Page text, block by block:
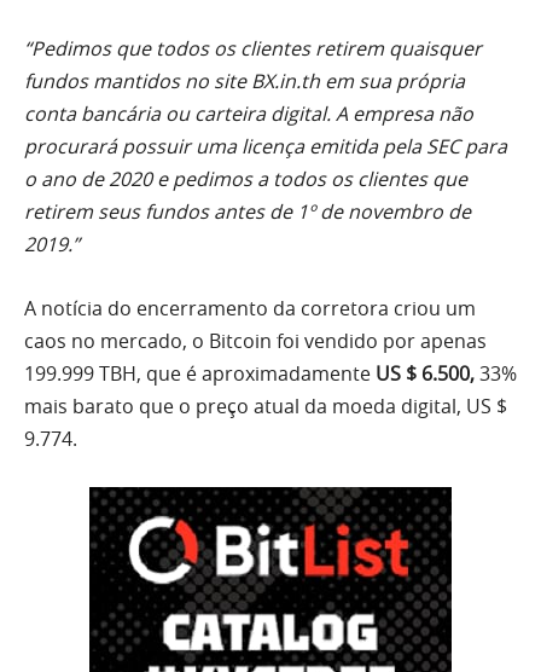
“Pedimos que todos os clientes retirem quaisquer
fundos mantidos no site BX.in.th em sua própria
conta bancária ou carteira digital. A empresa não
procurará possuir uma licença emitida pela SEC para
o ano de 2020 e pedimos a todos os clientes que
retirem seus fundos antes de 1º de novembro de
2019.”
A notícia do encerramento da corretora criou um
caos no mercado, o Bitcoin foi vendido por apenas
199.999 TBH, que é aproximadamente US $ 6.500,33%
mais barato que o preço atual da moeda digital, US $
9.774.